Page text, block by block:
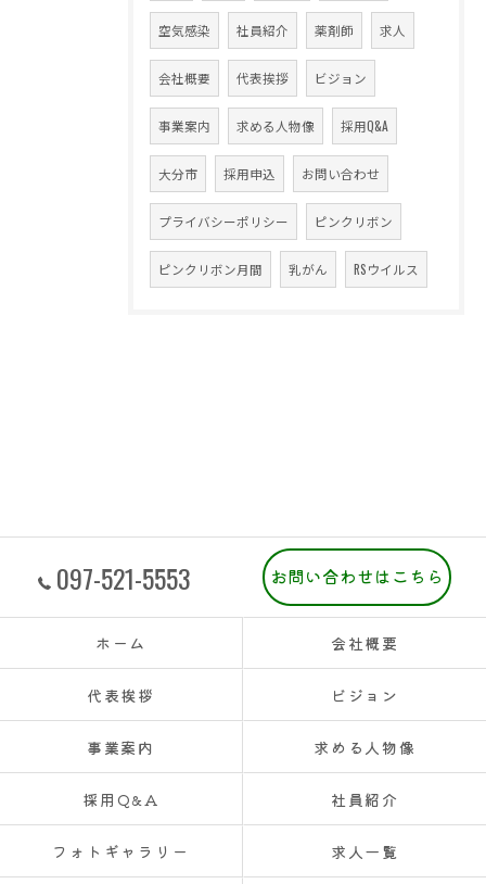
空気感染 社員紹介 薬剤師 求人
会社概要 代表挨拶 ビジョン
事業案内 求める人物像 採用Q&A
大分市 採用申込 お問い合わせ
プライバシーポリシー ピンクリボン
ピンクリボン月間 乳がん RSウイルス
097-521-5553 お問い合わせはこちら
ホーム 会社概要
代表挨拶 ビジョン
事業案内 求める人物像
採用Q&A 社員紹介
フォトギャラリー 求人一覧